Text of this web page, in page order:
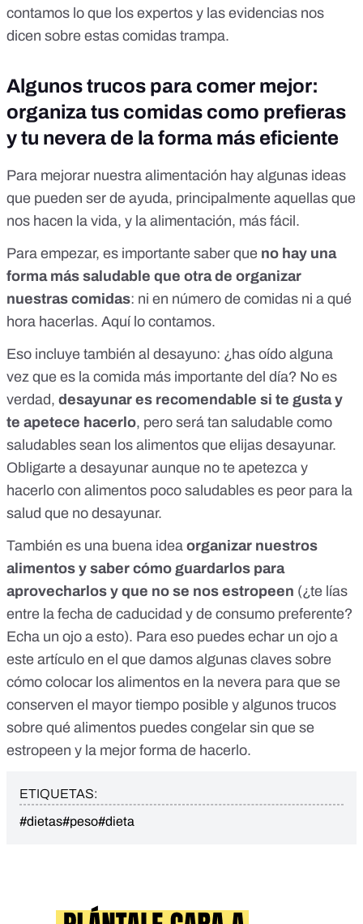
contamos lo que los expertos y las evidencias nos
dicen sobre estas comidas trampa.
Algunos trucos para comer mejor:
organiza tus comidas como prefieras
y tu nevera de la forma más eficiente
Para mejorar nuestra alimentación hay algunas ideas
que pueden ser de ayuda, principalmente aquellas que
nos hacen la vida, y la alimentación, más fácil.
Para empezar, es importante saber que no hay una
forma más saludable que otra de organizar
nuestras comidas: ni en número de comidas ni a qué
hora hacerlas. Aquílo contamos.
Eso incluye también al desayuno: ¿has oído alguna
vez que es la comida más importante del día? No es
verdad, desayunar es recomendable si te gusta y
te apetece hacerlo, pero será tan saludable como
saludables sean los alimentos que elijas desayunar.
Obligarte a desayunar aunque no te apetezca y
hacerlo con alimentos poco saludables es peor para la
salud que no desayunar.
También es una buena idea organizar nuestros
alimentos y saber cómo guardarlos para
aprovecharlos y que no se nos estropeen (¿te lías
entre la fecha de caducidad y de consumo preferente?
Echa un ojo a esto). Para eso puedes echar un ojo a
este artículo en el que damos algunas claves sobre
cómo colocar los alimentos en la nevera para que se
conserven el mayor tiempo posible y algunos trucos
sobre qué alimentos puedes congelar sin que se
estropeen y la mejor forma de hacerlo.
ETIQUETAS:
#dietas#peso#dieta